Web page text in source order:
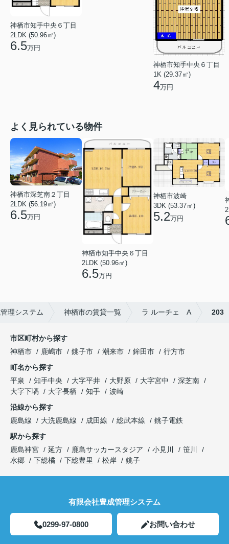
神栖市知手中央６丁目
2LDK (50.96㎡)
6.5万円
神栖市知手中央６丁目
1K (29.37㎡)
4万円
よく見られている物件
神栖市深芝南２丁目
2LDK (56.19㎡)
6.5万円
神栖市知手中央６丁目
2LDK (50.96㎡)
6.5万円
神栖市波崎
3DK (53.37㎡)
5.2万円
理システム 神栖市の賃貸一覧 ラ ルーチェ A 203
市区町村から探す
神栖市
鹿嶋市 銚子市 潮来市 鉾田市
行方市
町名から探す
平泉
知手中央 大字平井 大野原 大字宮中
深芝南
大字下塙
大字長栖 知手
波崎
沿線から探す
鹿島線
大洗鹿島線 成田線 総武本線
銚子電鉄
駅から探す
鹿島神宮
延方 鹿島サッカースタジア 小見川
笹川
水郷
下総橘 下総豊里 松岸 銚子
有限会社豊成管理システム
0299-97-0800 お問い合わせ